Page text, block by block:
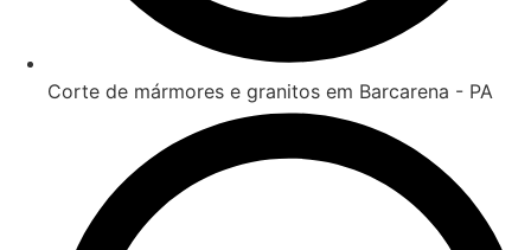
Corte de mármores e granitos em Barcarena - PA